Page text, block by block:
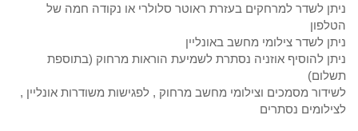
1,650₪.
1,450₪.
ניתן לשדר למרחקים בעזרת ראוטר סלולרי או נקודה חמה של
הטלפון
ניתן לשדר צילומי מחשב באונליין
ניתן להוסיף אוזניה נסתרת לשמיעת הוראות מרחוק (בתוספת
תשלום)
לשידור מסמכים וצילומי מחשב מרחוק , לפגישות משודרות אונליין ,
לצילומים נסתרים